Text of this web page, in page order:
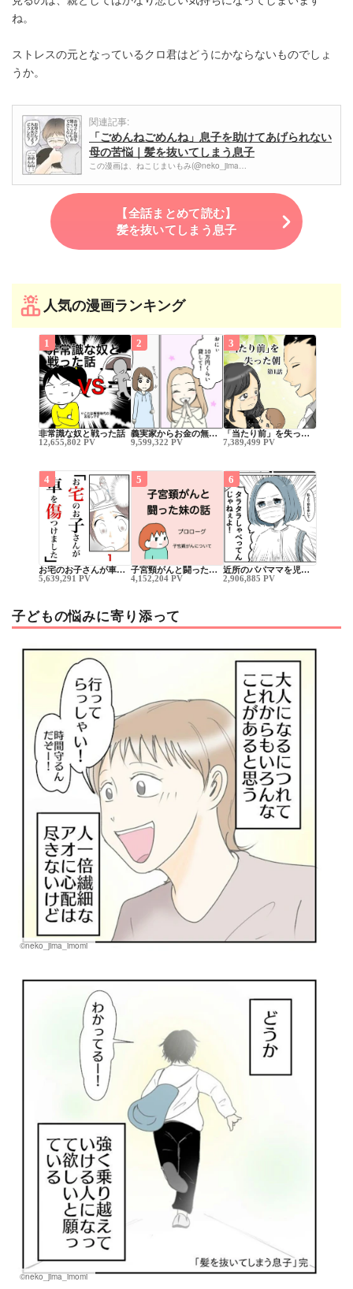
ね。
ストレスの元となっているクロ君はどうにかならないものでしょ
うか。
関連記事:
「ごめんねごめんね」息子を助けてあげられない
母の苦悩｜髪を抜いてしまう息子
この漫画は、ねこじまいもみ(@neko_jima…
【全話まとめて読む】
髪を抜いてしまう息子
人気の漫画ランキング
1
非常識な奴と戦った話
12,655,802 PV
2
義実家からお金の無…
9,599,322 PV
3
「当たり前」を失っ…
7,389,499 PV
4
お宅のお子さんが車…
5,639,291 PV
5
子宮頸がんと闘った…
4,152,204 PV
6
近所のパパママを児…
2,906,885 PV
子どもの悩みに寄り添って
©neko_jima_imomi
©neko_jima_imomi